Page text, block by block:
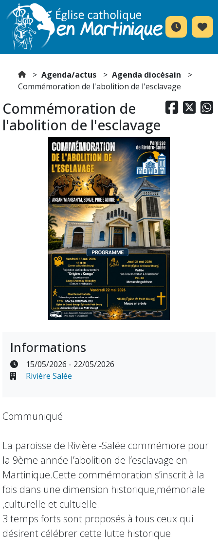
Agenda/actus
Agenda diocésain
Commémoration de l'abolition de l'esclavage
  
Commémoration de
l'abolition de l'esclavage
Informations
15/05/2026 - 22/05/2026
Rivière Salée
Communiqué
La paroisse de Rivière -Salée commémore pour
la 9ème année l’abolition de l’esclavage en
Martinique.Cette commémoration s’inscrit à la
fois dans une dimension historique,mémoriale
,culturelle et cultuelle.
3 temps forts sont proposés à tous ceux qui
désirent célébrer cette lutte historique.